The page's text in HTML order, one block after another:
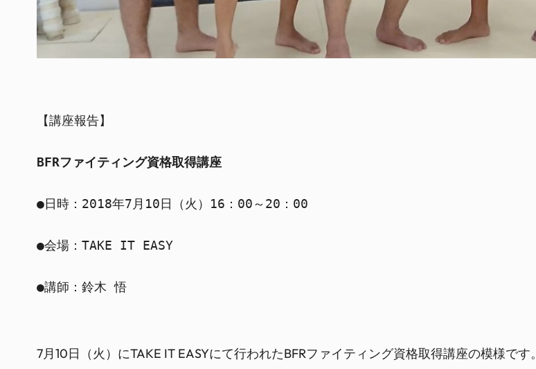
【講座報告】
BFRファイティング資格取得講座
●日時：2018年7月10日（火）16：00～20：00
●会場：TAKE IT EASY
●講師：鈴木 悟
7月10日（火）にTAKE IT EASYにて行われたBFRファイティング資格取得講座の模様です。